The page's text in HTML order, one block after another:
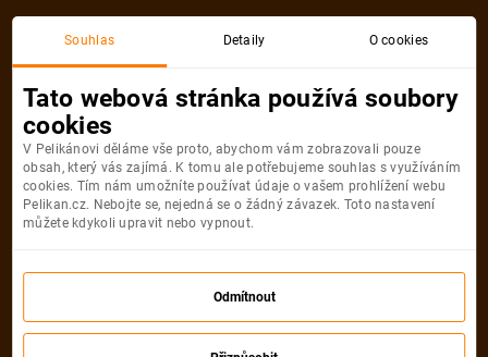
Souhlas Detaily O cookies
Tato webová stránka používá soubory
cookies
V Pelikánovi děláme vše proto, abychom vám zobrazovali pouze
obsah, který vás zajímá. K tomu ale potřebujeme souhlas s využíváním
cookies. Tím nám umožníte používat údaje o vašem prohlížení webu
Pelikan.cz. Nebojte se, nejedná se o žádný závazek. Toto nastavení
můžete kdykoli upravit nebo vypnout.
Odmítnout